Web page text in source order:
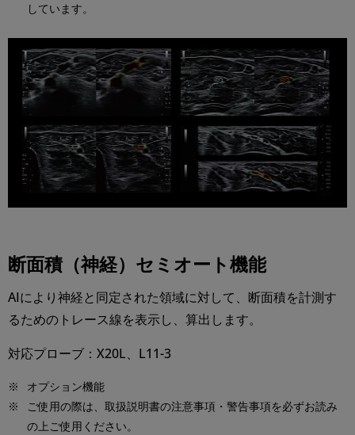
しています。
断面積（神経）セミオート機能
AIにより神経と同定された領域に対して、断⾯積を計測す
るためのトレース線を表⽰し、算出します。
対応プローブ：X20L、L11-3
※
オプション機能
※
ご使⽤の際は、取扱説明書の注意事項・警告事項を必ずお読み
の上ご使⽤ください。